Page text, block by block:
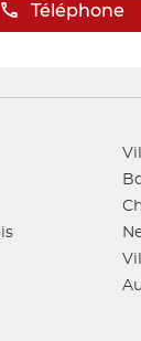
Téléphone
ARNOUVILLE
Téléphone
CENTER